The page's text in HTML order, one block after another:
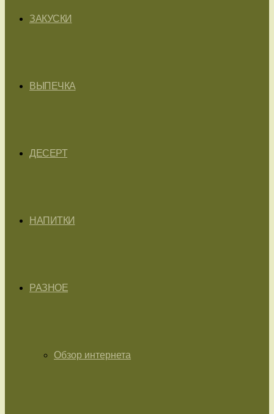
ЗАКУСКИ
ВЫПЕЧКА
ДЕСЕРТ
НАПИТКИ
РАЗНОЕ
Обзор интернета